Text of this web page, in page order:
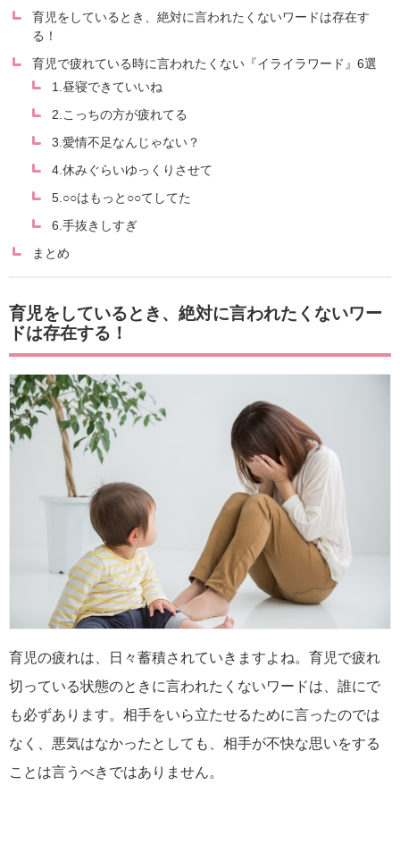
育児をしているとき、絶対に言われたくないワードは存在す
る！
育児で疲れている時に言われたくない『イライラワード』6選
1.昼寝できていいね
2.こっちの方が疲れてる
3.愛情不足なんじゃない？
4.休みぐらいゆっくりさせて
5.○○はもっと○○てしてた
6.手抜きしすぎ
まとめ
育児をしているとき、絶対に言われたくないワー
ドは存在する！
育児の疲れは、日々蓄積されていきますよね。育児で疲れ
切っている状態のときに言われたくないワードは、誰にで
も必ずあります。相手をいら立たせるために言ったのでは
なく、悪気はなかったとしても、相手が不快な思いをする
ことは言うべきではありません。